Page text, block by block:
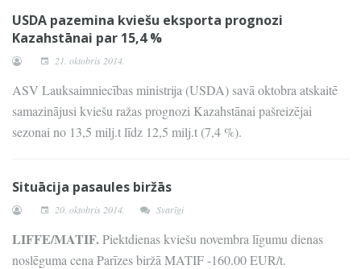
USDA pazemina kviešu eksporta prognozi
Kazahstānai par 15,4 %
21. oktobris 2014.
ASV Lauksaimniecības ministrija (USDA) savā oktobra atskaitē
samazinājusi kviešu ražas prognozi Kazahstānai pašreizējai
sezonai no 13,5 milj.t līdz 12,5 milj.t (7,4 %).
Situācija pasaules biržās
20. oktobris 2014. Svarīgi
LIFFE/MATIF.Piektdienas kviešu novembra līgumu dienas
noslēguma cena Parīzes biržā MATIF -160.00 EUR/t.